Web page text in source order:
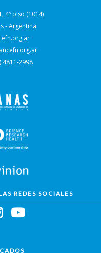
4º piso (1014)
- Argentina
4811-2998
REDES SOCIALES